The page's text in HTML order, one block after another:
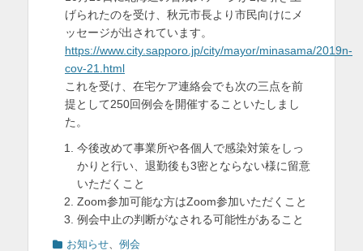
げられたのを受け、秋元市長より市民向けにメ
ッセージが出されています。
https://www.city.sapporo.jp/city/mayor/minasama/2019n-
cov-21.html
これを受け、在宅ケア連絡会でも次の三点を前
提として250回例会を開催することいたしまし
た。
今後改めて事業所や各個人で感染対策をしっ
かりと行い、退勤後も3密とならない様に留意
いただくこと
Zoom参加可能な方はZoom参加いただくこと
例会中止の判断がなされる可能性があること
カ お知らせ、 例会